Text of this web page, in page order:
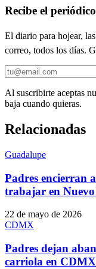
Recibe el
El diario para hojear,
correo, todos los días.
Al suscribirte aceptas
baja cuando quieras.
Relacionadas
Guadalupe
Padres encierran
trabajar en
22 de mayo de 2026
CDMX
Padres dejan
carriola en CDMX